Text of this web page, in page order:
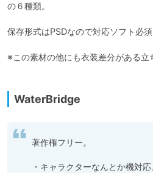
の６種類。
保存形式はPSDなので対応ソフト必須
※この素材の他にも衣装差分がある立
WaterBridge
著作権フリー。
・キャラクターなんとか機対応